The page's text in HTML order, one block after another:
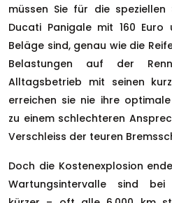
müssen Sie für die speziellen
Ducati Panigale mit 160 Euro
Beläge sind, genau wie die
Belastungen auf der
Alltagsbetrieb mit seinen
erreichen sie nie ihre
zu einem schlechteren
Verschleiss der teuren
Doch die Kostenexplosion
Wartungsintervalle sind bei